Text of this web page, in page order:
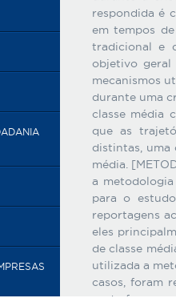
respondida é
em tempos
tradicional e
objetivo
mecanismos
durante uma
classe média
que as
distintas, uma
média.
a
para o
reportagens
eles
de classe
utilizada a
casos, foram
onde foram